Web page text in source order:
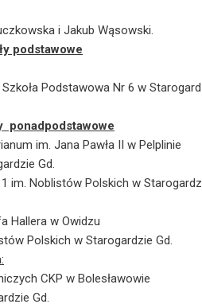
i Jakub Wąsowski.
podstawowe
Podstawowa Nr 6 w
ponadpodstawowe
im. Jana Pawła II w Pelplinie
Gd.
im. Noblistów Polskich w
Hallera w Owidzu
Polskich w Starogardzie Gd.
:
CKP w Bolesławowie
Gd.